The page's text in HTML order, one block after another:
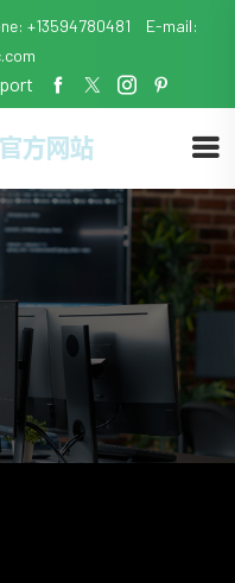
+13594780481
E-mail: